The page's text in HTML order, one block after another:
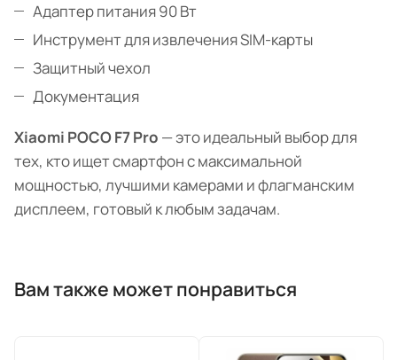
Адаптер питания 90 Вт
Инструмент для извлечения SIM-карты
Защитный чехол
Документация
Xiaomi POCO F7 Pro — это идеальный выбор для
тех, кто ищет смартфон с максимальной
мощностью, лучшими камерами и флагманским
дисплеем, готовый к любым задачам.
Вам также может понравиться